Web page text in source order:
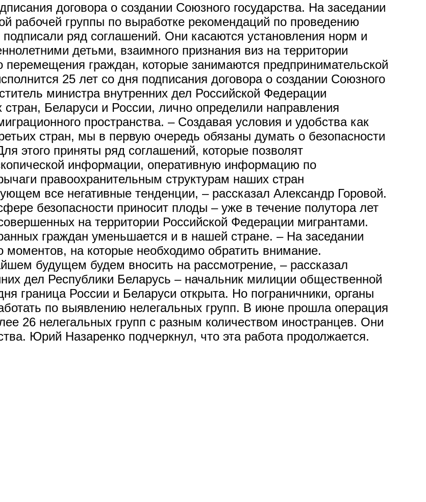
договора о создании Союзного государства. На заседании
рабочей группы по выработке рекомендаций по проведению
подписали ряд соглашений. Они касаются установления норм и
детьми, взаимного признания виз на территории
перемещения граждан, которые занимаются предпринимательской
25 лет со дня подписания договора о создании Союзного
министра внутренних дел Российской Федерации
Беларуси и России, лично определили направления
пространства. – Создавая условия и удобства как
стран, мы в первую очередь обязаны думать о безопасности
этого приняты ряд соглашений, которые позволят
информации, оперативную информацию по
правоохранительным структурам наших стран
все негативные тенденции, – рассказал Александр Горовой.
безопасности приносит плоды – уже в течение полутора лет
на территории Российской Федерации мигрантами.
граждан уменьшается и в нашей стране. – На заседании
на которые необходимо обратить внимание.
будущем будем вносить на рассмотрение, – рассказал
дел Республики Беларусь – начальник милиции общественной
граница России и Беларуси открыта. Но пограничники, органы
по выявлению нелегальных групп. В июне прошла операция
26 нелегальных групп с разным количеством иностранцев. Они
Юрий Назаренко подчеркнул, что эта работа продолжается.